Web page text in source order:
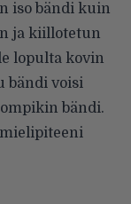
iso bändi kuin
ja kiillotetun
lopulta kovin
bändi voisi
bändi.